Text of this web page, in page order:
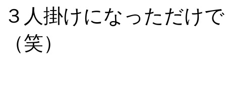
３人掛けになっただけ
（笑）